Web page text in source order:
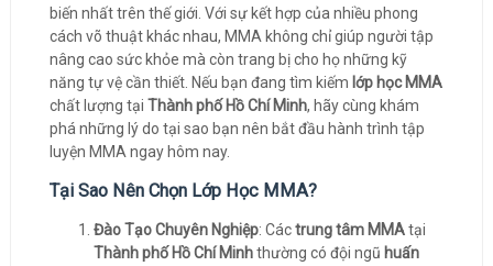
biến nhất trên thế giới. Với sự kết hợp của nhiều phong
cách võ thuật khác nhau, MMA không chỉ giúp người tập
nâng cao sức khỏe mà còn trang bị cho họ những kỹ
năng tự vệ cần thiết. Nếu bạn đang tìm kiếm lớp học MMA
chất lượng tại Thành phố Hồ Chí Minh, hãy cùng khám
phá những lý do tại sao bạn nên bắt đầu hành trình tập
luyện MMA ngay hôm nay.
Tại Sao Nên Chọn Lớp Học MMA?
Đào Tạo Chuyên Nghiệp: Cáctrung tâm MMAtại
Thành phố Hồ Chí Minhthường có đội ngũ huấn